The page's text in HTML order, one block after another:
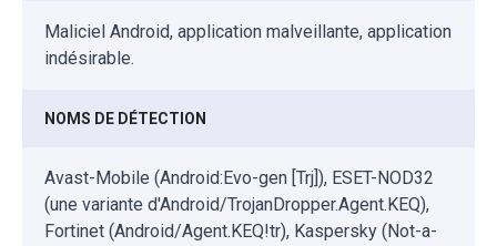
Maliciel Android, application malveillante, application
indésirable.
NOMS DE DÉTECTION
Avast-Mobile (Android:Evo-gen [Trj]), ESET-NOD32
(une variante d'Android/TrojanDropper.Agent.KEQ),
Fortinet (Android/Agent.KEQ!tr), Kaspersky (Not-a-